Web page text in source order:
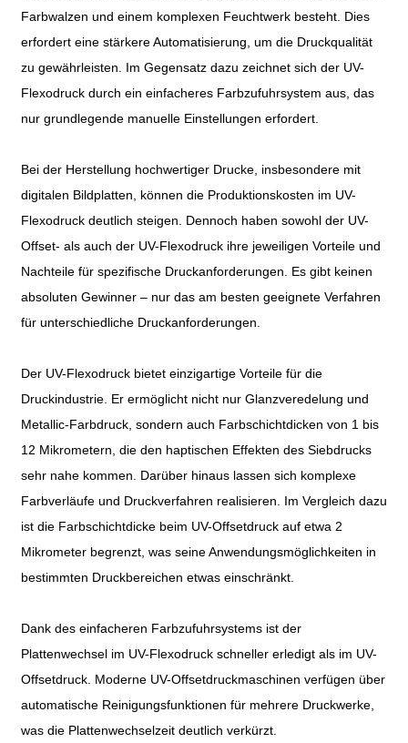
Farbwalzen und einem komplexen Feuchtwerk besteht. Dies
erfordert eine stärkere Automatisierung, um die Druckqualität
zu gewährleisten. Im Gegensatz dazu zeichnet sich der UV-
Flexodruck durch ein einfacheres Farbzufuhrsystem aus, das
nur grundlegende manuelle Einstellungen erfordert.
Bei der Herstellung hochwertiger Drucke, insbesondere mit
digitalen Bildplatten, können die Produktionskosten im UV-
Flexodruck deutlich steigen. Dennoch haben sowohl der UV-
Offset- als auch der UV-Flexodruck ihre jeweiligen Vorteile und
Nachteile für spezifische Druckanforderungen. Es gibt keinen
absoluten Gewinner – nur das am besten geeignete Verfahren
für unterschiedliche Druckanforderungen.
Der UV-Flexodruck bietet einzigartige Vorteile für die
Druckindustrie. Er ermöglicht nicht nur Glanzveredelung und
Metallic-Farbdruck, sondern auch Farbschichtdicken von 1 bis
12 Mikrometern, die den haptischen Effekten des Siebdrucks
sehr nahe kommen. Darüber hinaus lassen sich komplexe
Farbverläufe und Druckverfahren realisieren. Im Vergleich dazu
ist die Farbschichtdicke beim UV-Offsetdruck auf etwa 2
Mikrometer begrenzt, was seine Anwendungsmöglichkeiten in
bestimmten Druckbereichen etwas einschränkt.
Dank des einfacheren Farbzufuhrsystems ist der
Plattenwechsel im UV-Flexodruck schneller erledigt als im UV-
Offsetdruck. Moderne UV-Offsetdruckmaschinen verfügen über
automatische Reinigungsfunktionen für mehrere Druckwerke,
was die Plattenwechselzeit deutlich verkürzt.